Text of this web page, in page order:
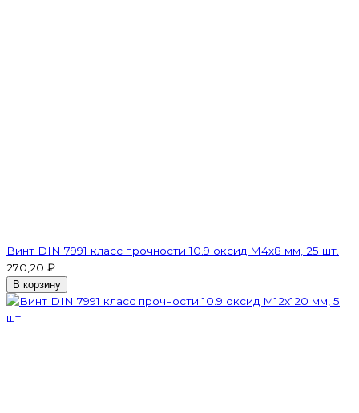
Винт DIN 7991 класс прочности 10.9 оксид M4х8 мм, 25 шт.
270,20 ₽
В корзину